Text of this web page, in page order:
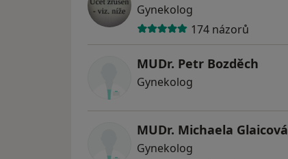
Gynekolog
174 názorů
MUDr. Petr Bozděch
Gynekolog
MUDr. Michaela Glaicová
Gynekolog